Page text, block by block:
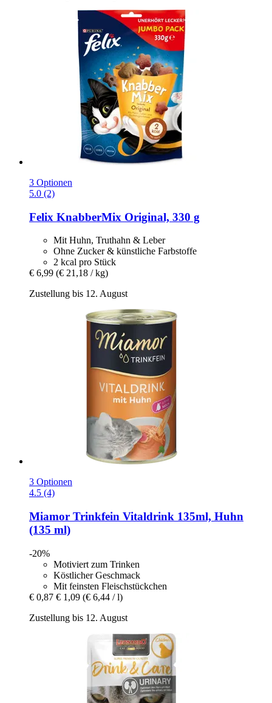
3 Optionen
5.0 (2)
Felix KnabberMix Original, 330 g
Mit Huhn, Truthahn & Leber
Ohne Zucker & künstliche Farbstoffe
2 kcal pro Stück
€ 6,99 (€ 21,18 / kg)
Zustellung bis 12. August
3 Optionen
4.5 (4)
Miamor Trinkfein Vitaldrink 135ml, Huhn
(135 ml)
-20%
Motiviert zum Trinken
Köstlicher Geschmack
Mit feinsten Fleischstückchen
€ 0,87 € 1,09 (€ 6,44 / l)
Zustellung bis 12. August